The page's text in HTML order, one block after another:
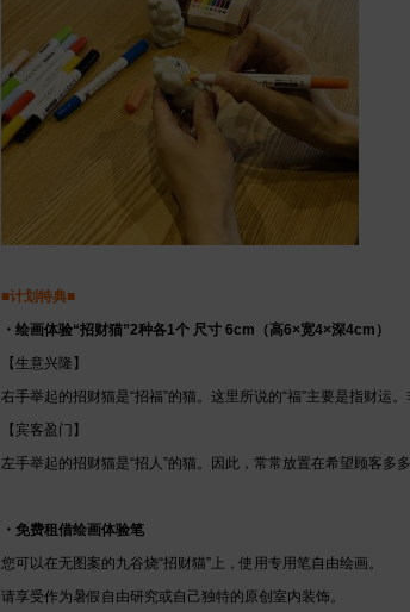
■计划特典■
・绘画体验“招财猫”2种各1个 尺寸 6cm（高6×宽4×深4cm）
【生意兴隆】
右手举起的招财猫是“招福”的猫。这里所说的“福”主要是指财运
【宾客盈门】
左手举起的招财猫是“招人”的猫。因此，常常放置在希望顾客多
・免费租借绘画体验笔
您可以在无图案的九谷烧“招财猫”上，使用专用笔自由绘画。
请享受作为暑假自由研究或自己独特的原创室内装饰。